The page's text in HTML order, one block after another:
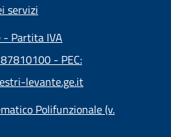
servizi
- Partita IVA
- PEC:
levante.ge.it
Polifunzionale (v.